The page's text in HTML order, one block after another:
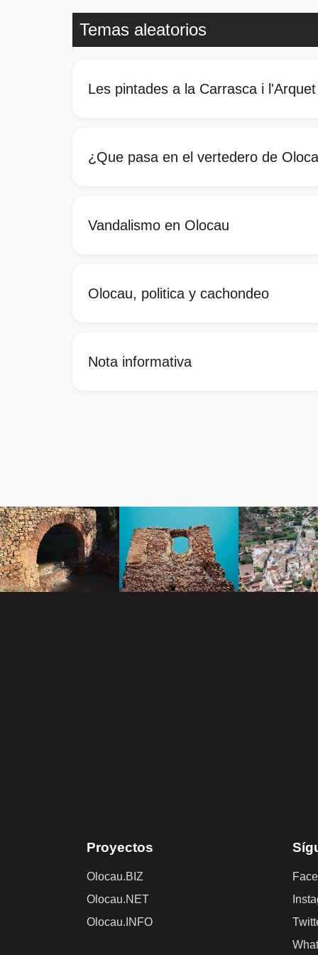
Temas aleatorios
Les pintades a la Carrasca i l'Arquet
¿Que pasa en el vertedero de
Vandalismo en Olocau
Olocau, politica y cachondeo
Nota informativa
Proyectos
Olocau.BIZ
Olocau.NET
Olocau.INFO